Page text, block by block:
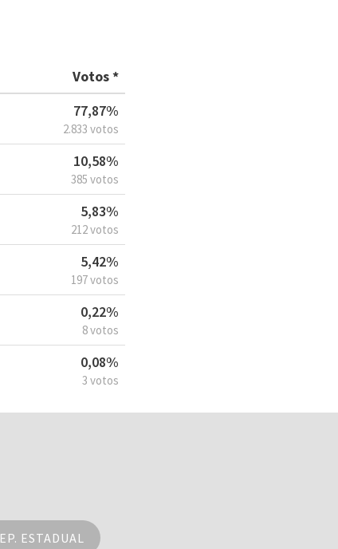
Votos *
77,87%
2.833 votos
10,58%
385 votos
5,83%
212 votos
5,42%
197 votos
0,22%
8 votos
0,08%
3 votos
ESTADUAL